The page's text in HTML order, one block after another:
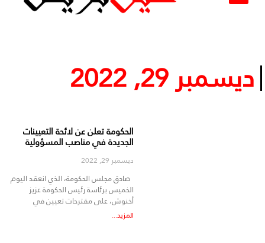
ديسمبر 29, 2022
الحكومة تعلن عن لائحة التعيينات
الجديدة في مناصب المسؤولية
ديسمبر 29, 2022
صادق مجلس الحكومة، الذي انعقد اليوم
الخميس برئاسة رئيس الحكومة عزيز
أخنوش، على مقترحات تعيين في
المزيد...